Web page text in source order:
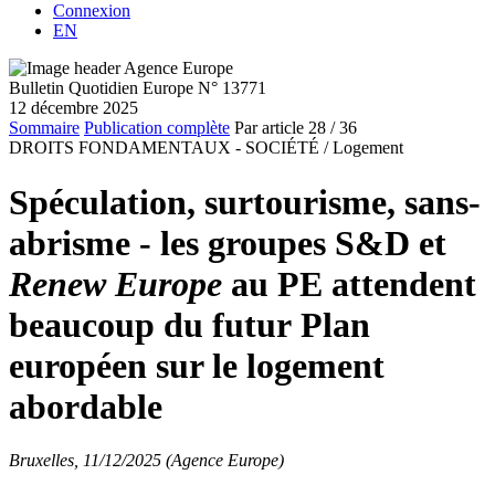
Connexion
EN
Bulletin Quotidien Europe N° 13771
12 décembre 2025
Sommaire Publication complète Par article 28 / 36
DROITS FONDAMENTAUX - SOCIÉTÉ / Logement
Spéculation, surtourisme, sans-
abrisme - les groupes S&D et
Renew Europe au PE attendent
beaucoup du futur Plan
européen sur le logement
abordable
Bruxelles, 11/12/2025 (Agence Europe)